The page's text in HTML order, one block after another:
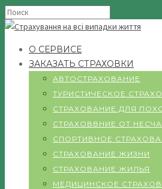
О СЕРВИСЕ
ЗАКАЗАТЬ СТРАХОВКИ
АВТОСТРАХОВАНИЕ
ТУРИСТИЧЕСКОЕ
СТРАХОВАНИЕ ДЛЯ
СТРАХОВВНИЕ ОТ
СПОРТИВНОЕ
СТРАХОВАНИЕ ЖИЗНИ
СТРАХОВАНИЕ ЖИЛЬЯ
МЕДИЦИНСКОЕ